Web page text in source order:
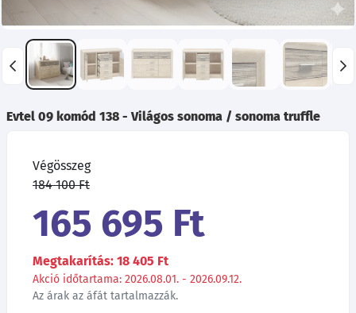
Evtel 09 komód 138 - Világos sonoma / sonoma truffle
Végösszeg
184 100 Ft
165 695 Ft
Megtakarítás: 18 405 Ft
Akció időtartama: 2026.08.01. - 2026.09.12.
Az árak az áfát tartalmazzák.